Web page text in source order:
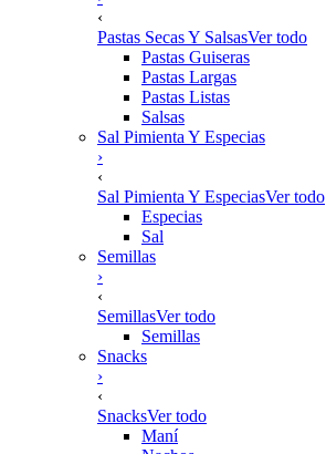
‹
Pastas Secas Y SalsasVer todo
Pastas Guiseras
Pastas Largas
Pastas Listas
Salsas
Sal Pimienta Y Especias
›
‹
Sal Pimienta Y EspeciasVer todo
Especias
Sal
Semillas
›
‹
SemillasVer todo
Semillas
Snacks
›
‹
SnacksVer todo
Maní